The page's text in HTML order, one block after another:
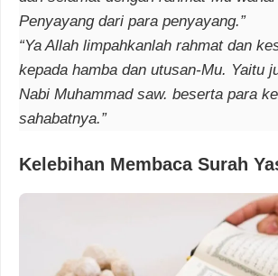
Penyayang dari para penyayang.”
“Ya Allah limpahkanlah rahmat dan
kepada hamba dan utusan-Mu. Yaitu
Nabi Muhammad saw. beserta para
sahabatnya.”
Kelebihan Membaca Surah